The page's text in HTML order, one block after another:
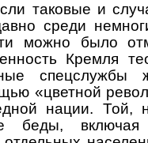
таковые и
среди
можно было
Кремля
спецслужбы
«цветной
нации. Той,
беды,